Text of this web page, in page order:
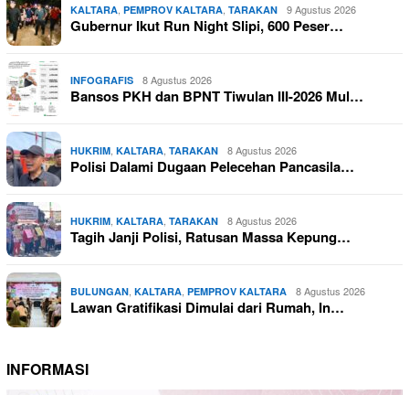
KALTARA PEMPROV KALTARA TARAKAN 9 Agustus 2026
Gubernur Ikut Run Night Slipi, 600 Peser…
INFOGRAFIS 8 Agustus 2026
Bansos PKH dan BPNT Tiwulan III-2026 Mul…
HUKRIM KALTARA TARAKAN 8 Agustus 2026
Polisi Dalami Dugaan Pelecehan Pancasila…
HUKRIM KALTARA TARAKAN 8 Agustus 2026
Tagih Janji Polisi, Ratusan Massa Kepung…
BULUNGAN KALTARA PEMPROV KALTARA 8 Agustus 2026
Lawan Gratifikasi Dimulai dari Rumah, In…
INFORMASI